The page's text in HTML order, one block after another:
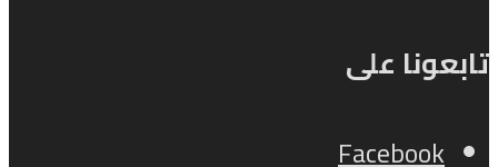
تابعونا على
Facebook